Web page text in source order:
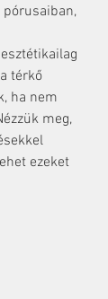
térkő
ha nem
meg,
ezeket